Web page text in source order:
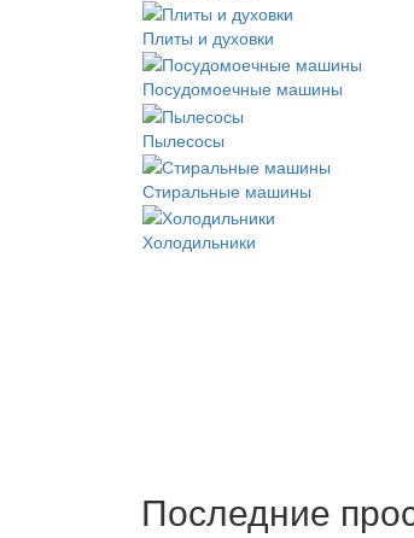
Плиты и духовки
Посудомоечные машины
Пылесосы
Стиральные машины
Холодильники
Последние